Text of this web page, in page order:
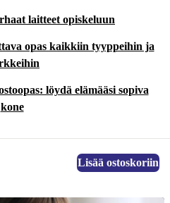
laitteet opiskeluun
opas kaikkiin tyyppeihin ja
löydä elämääsi sopiva
kone
Lisää ostoskoriin